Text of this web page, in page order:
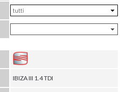
IBIZA III 1.4 TDI